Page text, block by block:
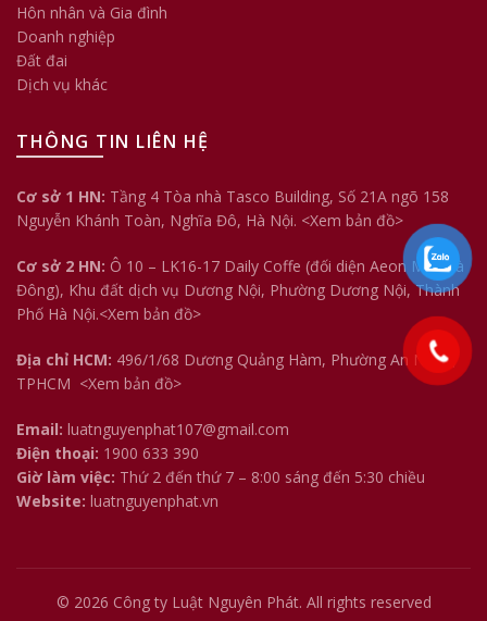
Hôn nhân và Gia đình
Doanh nghiệp
Đất đai
Dịch vụ khác
THÔNG TIN LIÊN HỆ
Cơ sở 1 HN: Tầng 4 Tòa nhà Tasco Building, Số 21A ngõ 158
Nguyễn Khánh Toàn, Nghĩa Đô, Hà Nội. <Xem bản đồ>
Cơ sở 2 HN: Ô 10 – LK16-17 Daily Coffe (đối diện Aeon Mall Hà
Đông), Khu đất dịch vụ Dương Nội, Phường Dương Nội, Thành
Phố Hà Nội.<Xem bản đồ>
Địa chỉ HCM: 496/1/68 Dương Quảng Hàm, Phường An Nhơn,
TPHCM <Xem bản đồ>
Email: luatnguyenphat107@gmail.com
Điện thoại: 1900 633 390
Giờ làm việc: Thứ 2 đến thứ 7 – 8:00 sáng đến 5:30 chiều
Website: luatnguyenphat.vn
© 2026 Công ty Luật Nguyên Phát. All rights reserved